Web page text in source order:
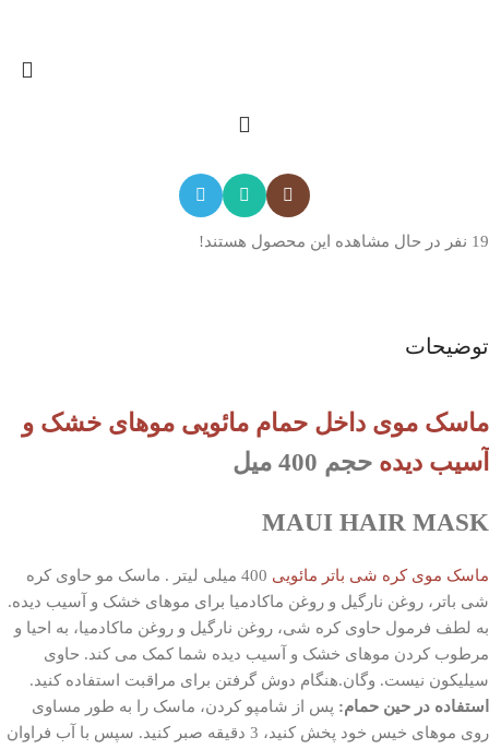
19 نفر در حال مشاهده این محصول هستند!
توضیحات
ماسک موی داخل حمام مائویی موهای خشک و
آسیب دیده حجم 400 میل
MAUI HAIR MASK
ماسک موی کره شی باتر مائویی . ماسک مو حاوی کره
شی باتر، روغن نارگیل و روغن ماکادمیا برای موهای خشک و آسیب دیده.
به لطف فرمول حاوی کره شی، روغن نارگیل و روغن ماکادمیا، به احیا و
مرطوب کردن موهای خشک و آسیب دیده شما کمک می کند. حاوی
سیلیکون نیست. وگان.هنگام دوش گرفتن برای مراقبت استفاده کنید.
استفاده در حین حمام: پس از شامپو کردن، ماسک را به طور مساوی
روی موهای خیس خود پخش کنید، 3 دقیقه صبر کنید.
سپس با آب فراوان